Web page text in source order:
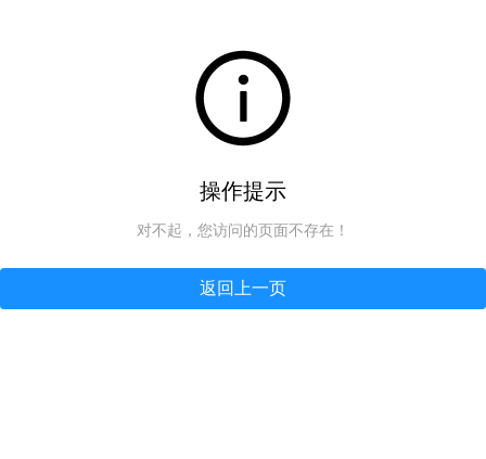
操作提示
对不起，您访问的页面不存在！
返回上一页